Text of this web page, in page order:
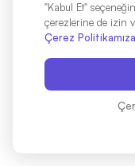
"Kabul Et"
çerezlerine de izin
Çerez Politikamıza